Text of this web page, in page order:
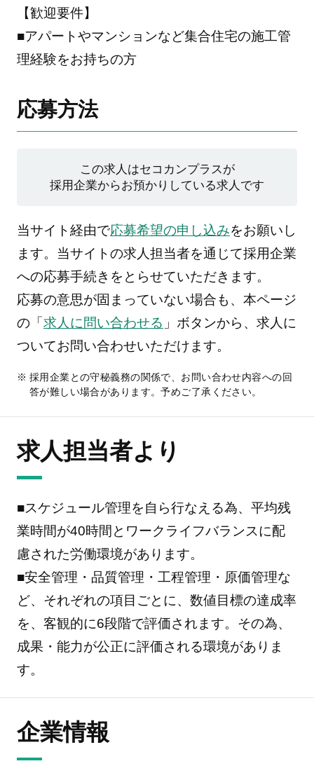
【歓迎要件】
■アパートやマンションなど集合住宅の施工管
理経験をお持ちの方
応募方法
この求人はセコカンプラスが
採用企業からお預かりしている求人です
当サイト経由で応募希望の申し込みをお願いし
ます。当サイトの求人担当者を通じて採用企業
への応募手続きをとらせていただきます。
応募の意思が固まっていない場合も、本ページ
の「 求人に問い合わせる 」ボタンから、求人に
ついてお問い合わせいただけます。
採用企業との守秘義務の関係で、お問い合わせ内容への回
答が難しい場合があります。予めご了承ください。
求人担当者より
■スケジュール管理を自ら行なえる為、平均残
業時間が40時間とワークライフバランスに配
慮された労働環境があります。
■安全管理・品質管理・工程管理・原価管理な
ど、それぞれの項目ごとに、数値目標の達成率
を、客観的に6段階で評価されます。その為、
成果・能力が公正に評価される環境がありま
す。
企業情報